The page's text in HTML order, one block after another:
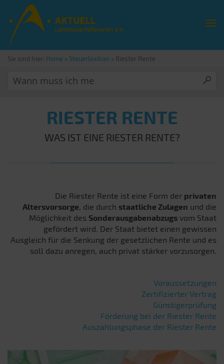
Sie sind hier: Home » Steuerlexikon » Riester Rente
RIESTER RENTE
WAS IST EINE RIESTER RENTE?
Die Riester Rente ist eine Form der privaten
Altersvorsorge, die durch staatliche Zulagen und die
Möglichkeit des Sonderausgabenabzugs vom Staat
gefördert wird. Der Staat bietet einen gewissen
Ausgleich für die Senkung der gesetzlichen Rente und es
soll dazu anregen, auch privat stärker vorzusorgen.
Voraussetzungen
Zertifizierter Vertrag
Günstigerprüfung
Förderung bei der Riester Rente
Auszahlungsphase der Riester Rente